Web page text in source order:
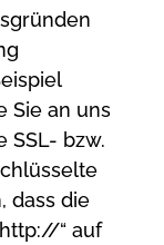
Sie an uns
SSL- bzw.
dass die
“ auf